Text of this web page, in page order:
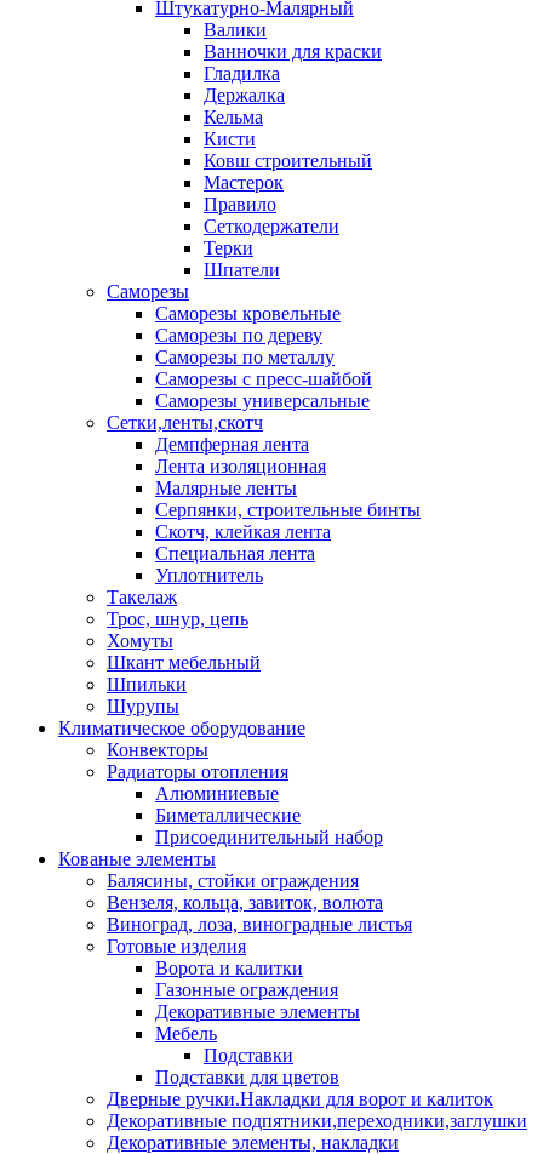
Штукатурно-Малярный
Валики
Ванночки для краски
Гладилка
Держалка
Кельма
Кисти
Ковш строительный
Мастерок
Правило
Сеткодержатели
Терки
Шпатели
Саморезы
Саморезы кровельные
Саморезы по дереву
Саморезы по металлу
Саморезы с пресс-шайбой
Саморезы универсальные
Сетки,ленты,скотч
Демпферная лента
Лента изоляционная
Малярные ленты
Серпянки, строительные бинты
Скотч, клейкая лента
Специальная лента
Уплотнитель
Такелаж
Трос, шнур, цепь
Хомуты
Шкант мебельный
Шпильки
Шурупы
Климатическое оборудование
Конвекторы
Радиаторы отопления
Алюминиевые
Биметаллические
Присоединительный набор
Кованые элементы
Балясины, стойки ограждения
Вензеля, кольца, завиток, волюта
Виноград, лоза, виноградные листья
Готовые изделия
Ворота и калитки
Газонные ограждения
Декоративные элементы
Мебель
Подставки
Подставки для цветов
Дверные ручки.Накладки для ворот и калиток
Декоративные подпятники,переходники,заглушки
Декоративные элементы, накладки